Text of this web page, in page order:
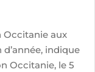
Occitanie aux
indique
Occitanie, le 5